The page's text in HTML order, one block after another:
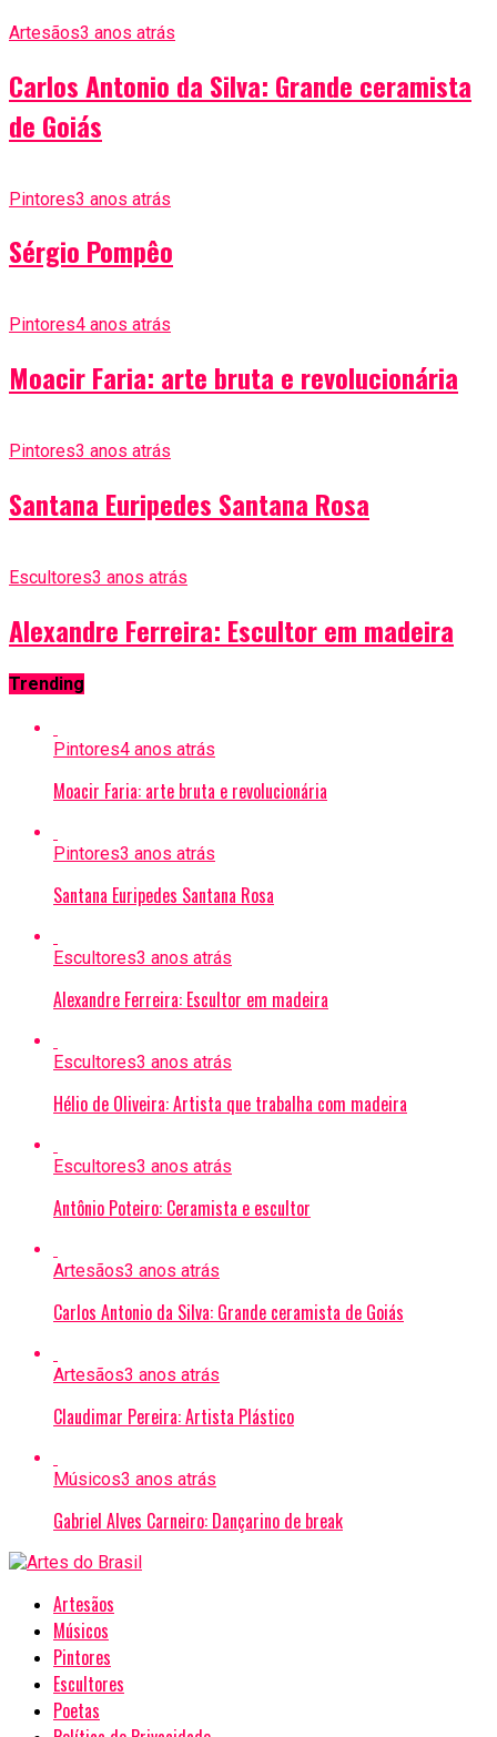
Artesãos3 anos atrás
Carlos Antonio da Silva: Grande ceramista
de Goiás
Pintores3 anos atrás
Sérgio Pompêo
Pintores4 anos atrás
Moacir Faria: arte bruta e revolucionária
Pintores3 anos atrás
Santana Euripedes Santana Rosa
Escultores3 anos atrás
Alexandre Ferreira: Escultor em madeira
Trending
Pintores4 anos atrás
Moacir Faria: arte bruta e revolucionária
Pintores3 anos atrás
Santana Euripedes Santana Rosa
Escultores3 anos atrás
Alexandre Ferreira: Escultor em madeira
Escultores3 anos atrás
Hélio de Oliveira: Artista que trabalha com madeira
Escultores3 anos atrás
Antônio Poteiro: Ceramista e escultor
Artesãos3 anos atrás
Carlos Antonio da Silva: Grande ceramista de Goiás
Artesãos3 anos atrás
Claudimar Pereira: Artista Plástico
Músicos3 anos atrás
Gabriel Alves Carneiro: Dançarino de break
Artesãos
Músicos
Pintores
Escultores
Poetas